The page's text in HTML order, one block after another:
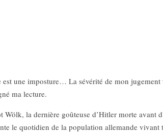
une imposture… La sévérité de mon jugement
ma lecture.
Wölk, la dernière goûteuse d’Hitler morte avant
le quotidien de la population allemande vivant